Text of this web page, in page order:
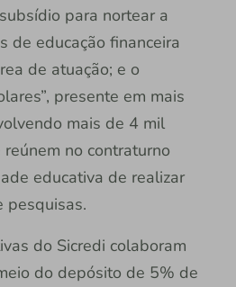
para nortear a
de educação financeira
de atuação; e o
presente em mais
mais de 4 mil
no contraturno
educativa de realizar
pesquisas.
do Sicredi colaboram
do depósito de 5% de